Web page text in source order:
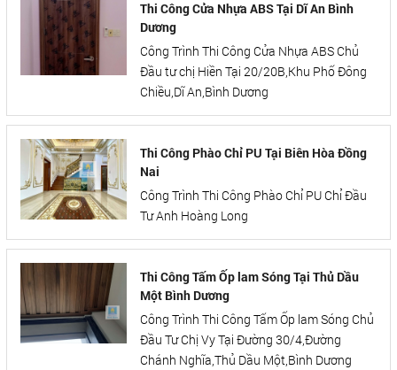
Thi Công Cửa Nhựa ABS Tại Dĩ An Bình
Dương
Công Trình Thi Công Cửa Nhựa ABS Chủ
Đầu tư chị Hiền Tại 20/20B,Khu Phố Đông
Chiều,Dĩ An,Bình Dương
Thi Công Phào Chỉ PU Tại Biên Hòa Đồng
Nai
Công Trình Thi Công Phào Chỉ PU Chỉ Đầu
Tư Anh Hoàng Long
Thi Công Tấm Ốp lam Sóng Tại Thủ Dầu
Một Bình Dương
Công Trình Thi Công Tấm Ốp lam Sóng Chủ
Đầu Tư Chị Vy Tại Đường 30/4,Đường
Chánh Nghĩa,Thủ Dầu Một,Bình Dương